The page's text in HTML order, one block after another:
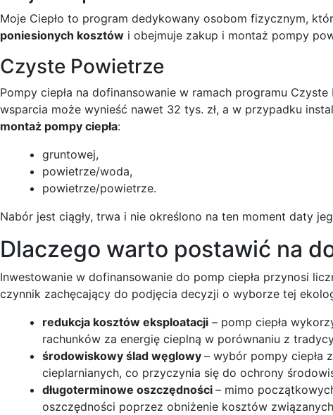
Moje Ciepło to program dedykowany osobom fizycznym,
poniesionych kosztów i obejmuje zakup i montaż pompy
Czyste Powietrze
Pompy ciepła na dofinansowanie w ramach programu
wsparcia może wynieść nawet 32 tys. zł, a w przypadku
montaż pompy ciepła:
gruntowej,
powietrze/woda,
powietrze/powietrze.
Nabór jest ciągły, trwa i nie określono na ten moment daty
Dlaczego warto postawić na
Inwestowanie w dofinansowanie do pomp ciepła przynosi
czynnik zachęcający do podjęcia decyzji o wyborze tej
redukcja kosztów eksploatacji – pomp ciepła
rachunków za energię cieplną w porównaniu z
środowiskowy ślad węglowy – wybór pompy ciepła
cieplarnianych, co przyczynia się do ochrony
długoterminowe oszczędności – mimo
oszczędności poprzez obniżenie kosztów